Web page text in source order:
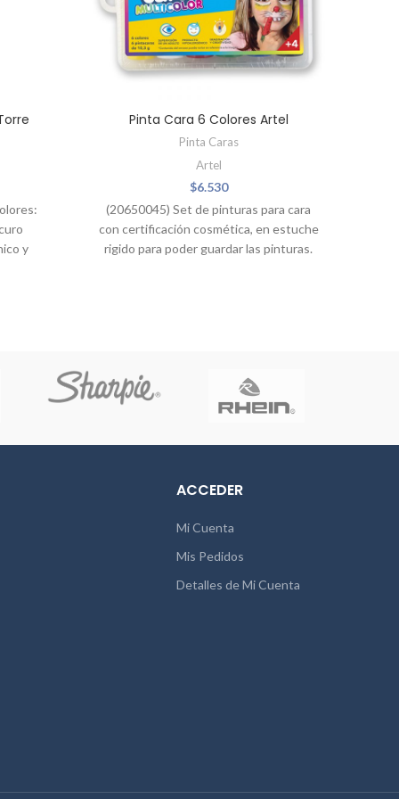
y
Pinta Cara 6 Colores Artel
Pinta Caras
Artel
$6.530
(20650045) Set de pinturas para cara
con certificación cosmética, en estuche
rigido para poder guardar las pinturas.
ACCEDER
Mi Cuenta
Mis Pedidos
Detalles de Mi Cuenta